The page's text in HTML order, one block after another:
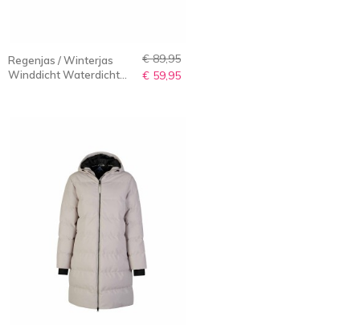
Regenjas / Winterjas
Winddicht Waterdicht
€ 89,95
€ 59,95